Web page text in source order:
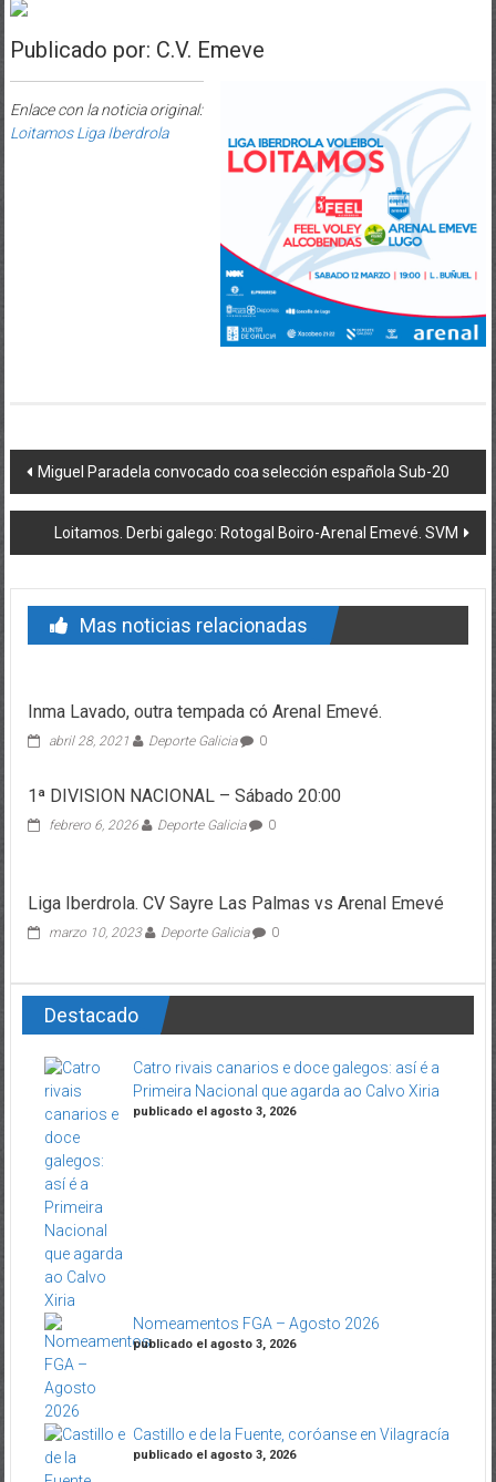
Publicado por: C.V. Emeve
Enlace con la noticia original:
Loitamos Liga Iberdrola
Post navigation
Miguel Paradela convocado coa selección española Sub-20
Loitamos. Derbi galego: Rotogal Boiro-Arenal Emevé. SVM
Mas noticias relacionadas
Inma Lavado, outra tempada có Arenal Emevé.
abril 28, 2021 Deporte Galicia 0
1ª DIVISION NACIONAL – Sábado 20:00
febrero 6, 2026 Deporte Galicia 0
Liga Iberdrola. CV Sayre Las Palmas vs Arenal Emevé
marzo 10, 2023 Deporte Galicia 0
Destacado
Catro rivais canarios e doce galegos: así é a
Primeira Nacional que agarda ao Calvo Xiria
publicado el agosto 3, 2026
Nomeamentos FGA – Agosto 2026
publicado el agosto 3, 2026
Castillo e de la Fuente, coróanse en Vilagracía
publicado el agosto 3, 2026